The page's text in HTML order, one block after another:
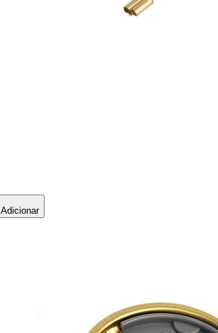
Adicionar